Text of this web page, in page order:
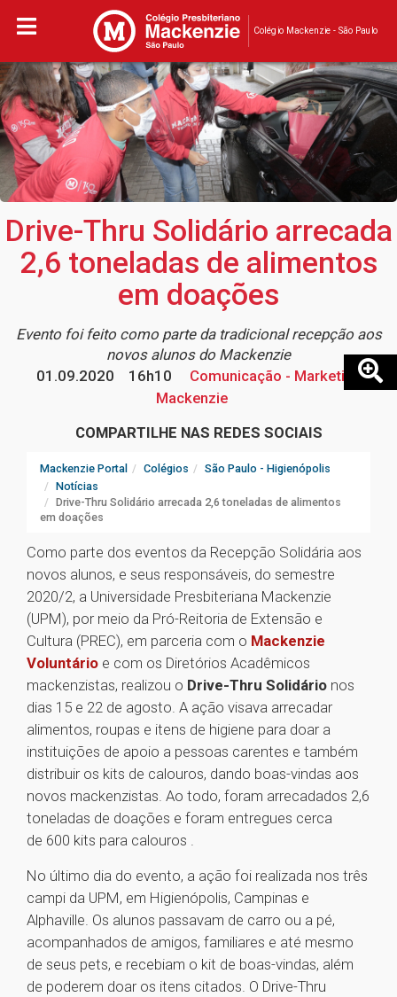
Colégio Mackenzie - São Paulo
Drive-Thru Solidário arrecada
2,6 toneladas de alimentos
em doações
Evento foi feito como parte da tradicional recepção aos
novos alunos do Mackenzie
01.09.2020
16h10
Comunicação - Marketing
Mackenzie
COMPARTILHE NAS REDES SOCIAIS
Mackenzie Portal Colégios
São Paulo - Higienópolis
Notícias
Drive-Thru Solidário arrecada 2,6 toneladas de alimentos
em doações
Como parte dos eventos da Recepção Solidária aos
novos alunos, e seus responsáveis, do semestre
2020/2, a Universidade Presbiteriana Mackenzie
(UPM), por meio da Pró-Reitoria de Extensão e
Cultura (PREC), em parceria com o Mackenzie
Voluntário e com os Diretórios Acadêmicos
mackenzistas, realizou o Drive-Thru Solidário nos
dias 15 e 22 de agosto. A ação visava arrecadar
alimentos, roupas e itens de higiene para doar a
instituições de apoio a pessoas carentes e também
distribuir os kits de calouros, dando boas-vindas aos
novos mackenzistas. Ao todo, foram arrecadados 2,6
toneladas de doações e foram entregues cerca
de 600 kits para calouros .
No último dia do evento, a ação foi realizada nos três
campi da UPM, em Higienópolis, Campinas e
Alphaville. Os alunos passavam de carro ou a pé,
acompanhados de amigos, familiares e até mesmo
de seus pets, e recebiam o kit de boas-vindas, além
de poderem doar os itens citados. O Drive-Thru